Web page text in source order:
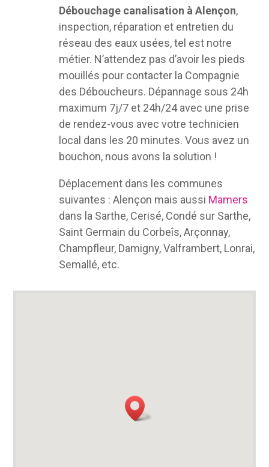
Débouchage canalisation à Alençon,
inspection, réparation et entretien du
réseau des eaux usées, tel est notre
métier. N’attendez pas d’avoir les pieds
mouillés pour contacter la Compagnie
des Déboucheurs. Dépannage sous 24h
maximum 7j/7 et 24h/24 avec une prise
de rendez-vous avec votre technicien
local dans les 20 minutes. Vous avez un
bouchon, nous avons la solution !
Déplacement dans les communes
suivantes : Alençon mais aussi Mamers
dans la Sarthe, Cerisé, Condé sur Sarthe,
Saint Germain du Corbeîs, Arçonnay,
Champfleur, Damigny, Valframbert, Lonrai,
Semallé, etc.